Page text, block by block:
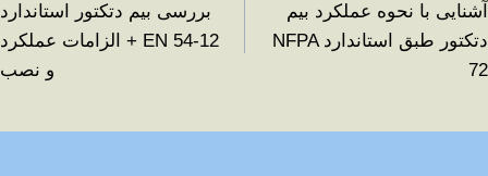
آشنایی با نحوه عملکرد بیم
دتکتور طبق استاندارد NFPA
72
بررسی بیم دتکتور استاندارد
EN 54-12 + الزامات عملکرد
و نصب